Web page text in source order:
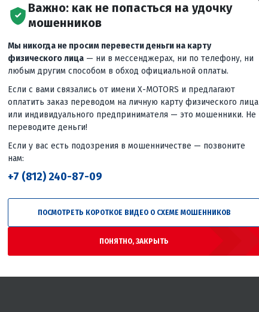
Важно: как не попасться на удочку
мошенников
Мы никогда не просим перевести деньги на карту
физического лица — ни в мессенджерах, ни по телефону, ни
любым другим способом в обход официальной оплаты.
Если с вами связались от имени X-MOTORS и предлагают
оплатить заказ переводом на личную карту физического лица
или индивидуального предпринимателя — это мошенники. Не
переводите деньги!
Если у вас есть подозрения в мошенничестве — позвоните
нам:
+7 (812) 240-87-09
ПОСМОТРЕТЬ КОРОТКОЕ ВИДЕО О СХЕМЕ МОШЕННИКОВ
ПОНЯТНО, ЗАКРЫТЬ